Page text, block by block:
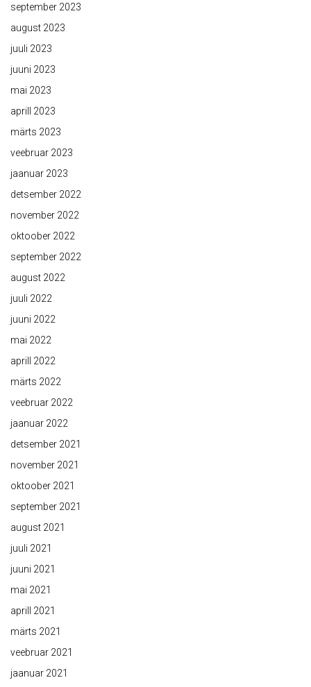
september 2023
august 2023
juuli 2023
juuni 2023
mai 2023
aprill 2023
märts 2023
veebruar 2023
jaanuar 2023
detsember 2022
november 2022
oktoober 2022
september 2022
august 2022
juuli 2022
juuni 2022
mai 2022
aprill 2022
märts 2022
veebruar 2022
jaanuar 2022
detsember 2021
november 2021
oktoober 2021
september 2021
august 2021
juuli 2021
juuni 2021
mai 2021
aprill 2021
märts 2021
veebruar 2021
jaanuar 2021